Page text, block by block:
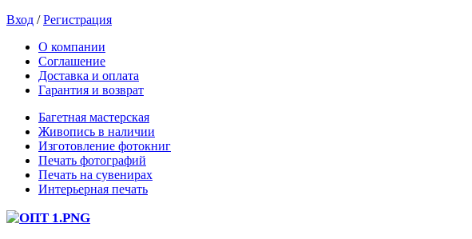
Вход /Регистрация
О компании
Соглашение
Доставка и оплата
Гарантия и возврат
Багетная мастерская
Живопись в наличии
Изготовление фотокниг
Печать фотографий
Печать на сувенирах
Интерьерная печать